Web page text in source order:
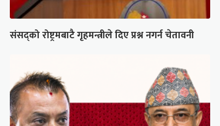
संसद्को रोष्ट्रमबाटै गृहमन्त्रीले दिए प्रश्न नगर्न चेतावनी